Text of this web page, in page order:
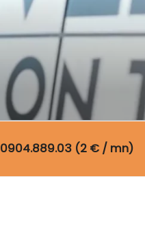
0904.889.03 (2 € / mn)